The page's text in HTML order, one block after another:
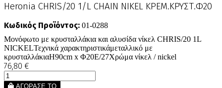
Heronia CHRIS/20 1/L CHAIN NIKEL ΚΡΕΜ.ΚΡΥΣΤ.Φ20
Κωδικός Προϊόντος: 01-0288
Μονόφωτο με κρυσταλλάκια και αλυσίδα νίκελ CHRIS/20 1L
NICKELΤεχνικά χαρακτηριστικάμεταλλικό με
κρυσταλλάκιαH90cm x Φ20Ε/27Χρώμα νίκελ / nickel
76,80 €
ΑΓΟΡΑΣΕ ΤΟ